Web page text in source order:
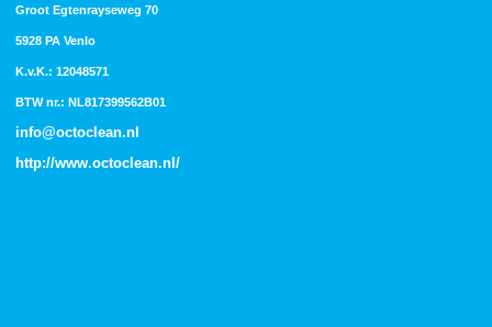
Groot Egtenrayseweg 70
5928 PA Venlo
K.v.K.: 12048571
BTW nr.: NL817399562B01
info@octoclean.nl
http://www.octoclean.nl /